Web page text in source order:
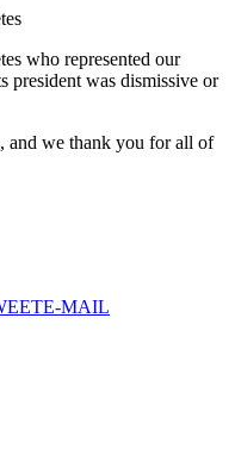
who represented our
president was dismissive or
and we thank you for all of
E-MAIL